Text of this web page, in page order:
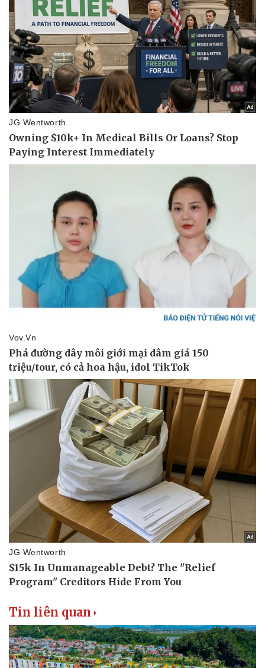
Thông tin doanh nghiệp
Doanh nghiệp 24h
Doanh nhân
Vì cộng đồng
Công nghệ
Sành điệu
Tin Công nghệ
Trải nghiệm
Chuyển đổi số
Tin liên quan